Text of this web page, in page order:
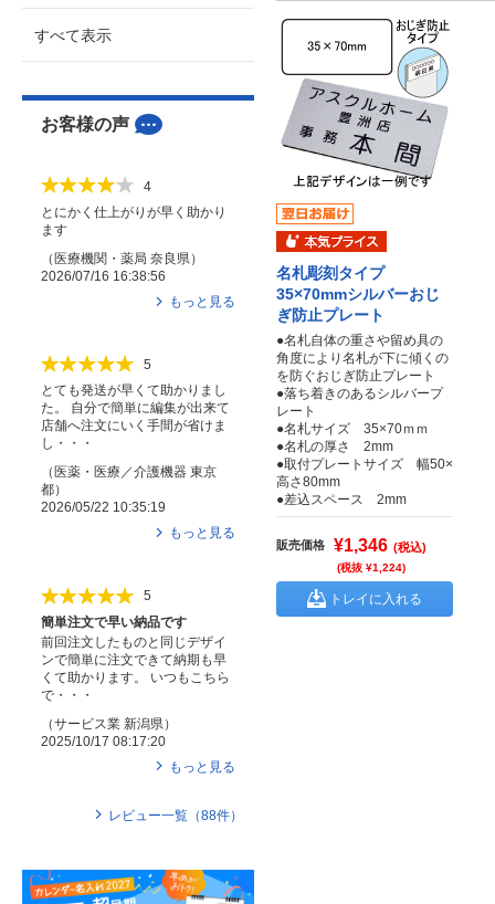
名札彫刻タイプ
35×70mmシルバーおじ
ぎ防止プレート
●名札自体の重さや留め具の
角度により名札が下に傾くの
を防ぐおじぎ防止プレート
●落ち着きのあるシルバープ
レート
●名札サイズ 35×70ｍｍ
●名札の厚さ 2mm
●取付プレートサイズ 幅50×
高さ80mm
●差込スペース 2mm
販売価格 ¥1,346 (税込)
(税抜 ¥1,224)
トレイに入れる
すべて表示
お客様の声
4
とにかく仕上がりが早く助かり
ます
（医療機関・薬局 奈良県 ）
2026/07/16 16:38:56
もっと見る
5
とても発送が早くて助かりまし
た。 自分で簡単に編集が出来て
店舗へ注文にいく手間が省けま
し・・・
（ 医薬・医療／介護機器 東京
都）
2026/05/22 10:35:19
もっと見る
5
簡単注文で早い納品です
前回注文したものと同じデザイ
ンで簡単に注文できて納期も早
くて助かります。 いつもこちら
で・・・
（サービス業 新潟県 ）
2025/10/17 08:17:20
もっと見る
レビュー一覧（88件）